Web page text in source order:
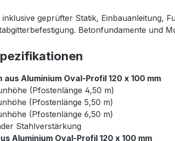
geprüfter Statik, Einbauanleitung,
Betonfundamente und
Aluminium Oval-Profil 120 x 100 mm
(Pfostenlänge 4,50 m)
(Pfostenlänge 5,50 m)
(Pfostenlänge 6,50 m)
Stahlverstärkung
Aluminium Oval-Profil 120 x 100 mm